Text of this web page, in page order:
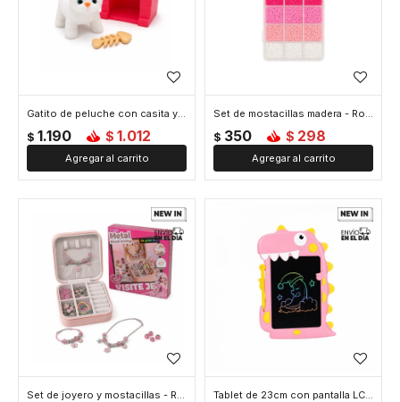
Gatito de peluche con casita y accesorios - Rosado
$ 1.190 $ 1.012
Set de mostacillas madera - Rosado
$ 350 $ 298
Set de joyero y mostacillas - Rosado Tablet de 23cm con pantalla LCD para dibujar Dinosaurio - Rosado